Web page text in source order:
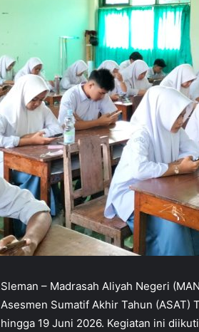
Sleman – Madrasah Aliyah Negeri
Asesmen Sumatif Akhir Tahun (ASAT)
hingga 19 Juni 2026. Kegiatan ini